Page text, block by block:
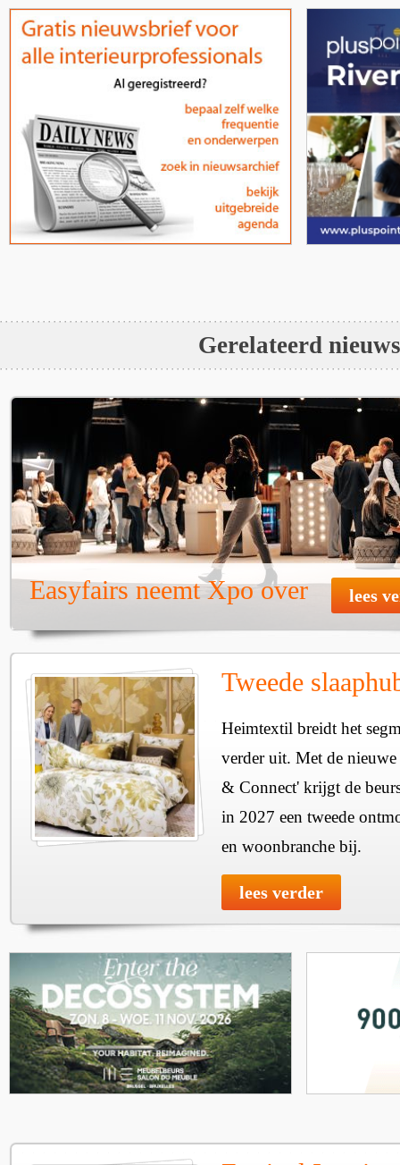
Gerelateerd nieuws
Easyfairs neemt Xpo over lees
Tweede
Heimtextil breidt het
verder uit. Met de
& Connect' krijgt de
in 2027 een tweede
en woonbranche bij.
lees verder